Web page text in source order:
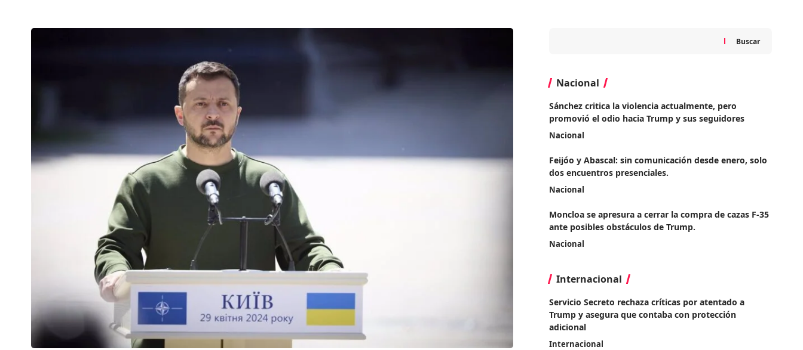
Buscar
Nacional
Sánchez critica la violencia actualmente, pero
promovió el odio hacia Trump y sus seguidores
Nacional
Feijóo y Abascal: sin comunicación desde enero, solo
dos encuentros presenciales.
Nacional
Moncloa se apresura a cerrar la compra de cazas F-35
ante posibles obstáculos de Trump.
Nacional
Internacional
Servicio Secreto rechaza críticas por atentado a
Trump y asegura que contaba con protección
adicional
Internacional